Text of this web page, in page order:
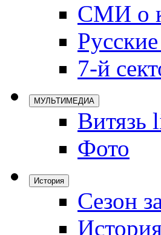
СМИ о
7-й
МУЛЬТИМЕДИА
Витязь
Фото
История
Сезон